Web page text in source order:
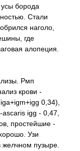
борода
Стали
наголо,
где
алопеция.
Рмп
крови -
0,34),
ascaris igg - 0,47,
простейшие -
Узи
пузыре.